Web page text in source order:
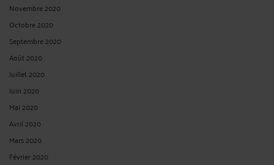
Novembre 2020
Octobre 2020
Septembre 2020
Août 2020
Juillet 2020
Juin 2020
Mai 2020
Avril 2020
Mars 2020
Février 2020